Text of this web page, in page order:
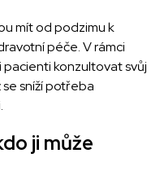
mít od podzimu k
péče. V rámci
konzultovat svůj
sníží potřeba
ji může